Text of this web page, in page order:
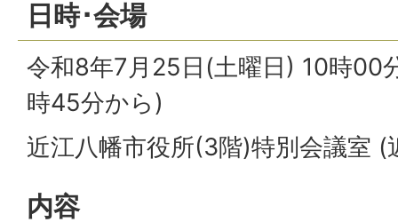
日時･会場
令和8年7月25日(土曜日) 10時00
時45分から)
近江八幡市役所(3階)特別会議室
内容